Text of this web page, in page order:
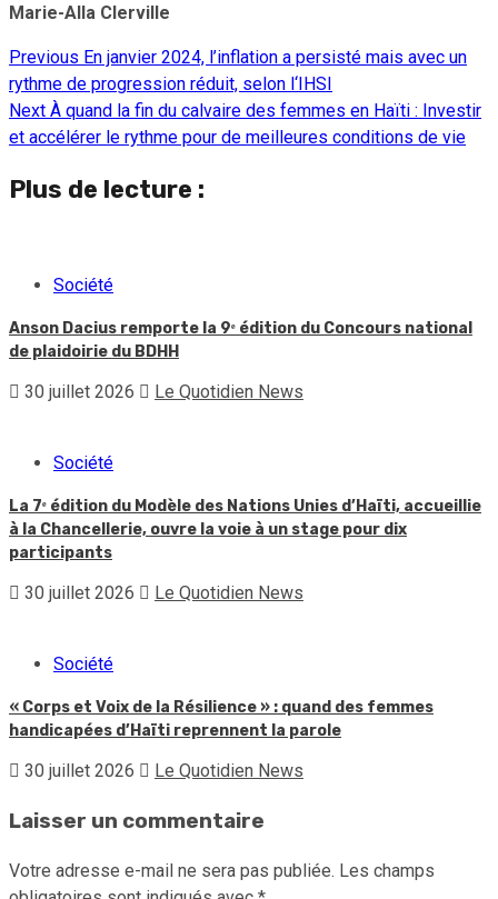
Marie-Alla Clerville
Continue
Reading
Previous En janvier 2024, l’inflation a persisté mais avec un
rythme de progression réduit, selon l‘IHSI
Next À quand la fin du calvaire des femmes en Haïti : Investir
et accélérer le rythme pour de meilleures conditions de vie
Plus de lecture :
Société
Anson Dacius remporte la 9ᵉ édition du Concours national
de plaidoirie du BDHH
30 juillet 2026 Le Quotidien News
Société
La 7ᵉ édition du Modèle des Nations Unies d’Haïti, accueillie
à la Chancellerie, ouvre la voie à un stage pour dix
participants
30 juillet 2026 Le Quotidien News
Société
« Corps et Voix de la Résilience » : quand des femmes
handicapées d’Haïti reprennent la parole
30 juillet 2026 Le Quotidien News
Laisser un commentaire
Votre adresse e-mail ne sera pas publiée. Les champs